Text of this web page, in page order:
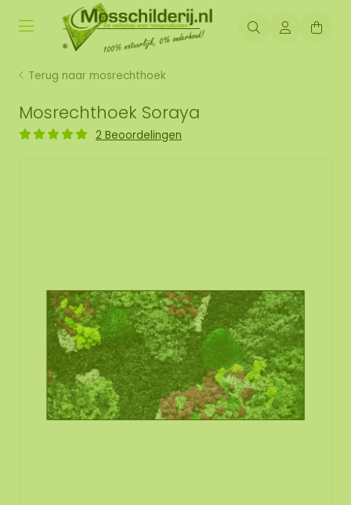
Terug naar mosrechthoek
Mosrechthoek Soraya
2 Beoordelingen